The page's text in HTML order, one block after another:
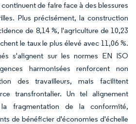
de faire face à des blessures
Plus précisément, la construction
de 8,14 %, l'agriculture de 10,23
le taux le plus élevé avec 11,06 %.
s'alignent sur les normes EN ISO
harmonisées renforcent non
des travailleurs, mais facilitent
transfrontalier. Un tel alignement
fragmentation de la conformité,
de bénéficier d'économies d'échelle